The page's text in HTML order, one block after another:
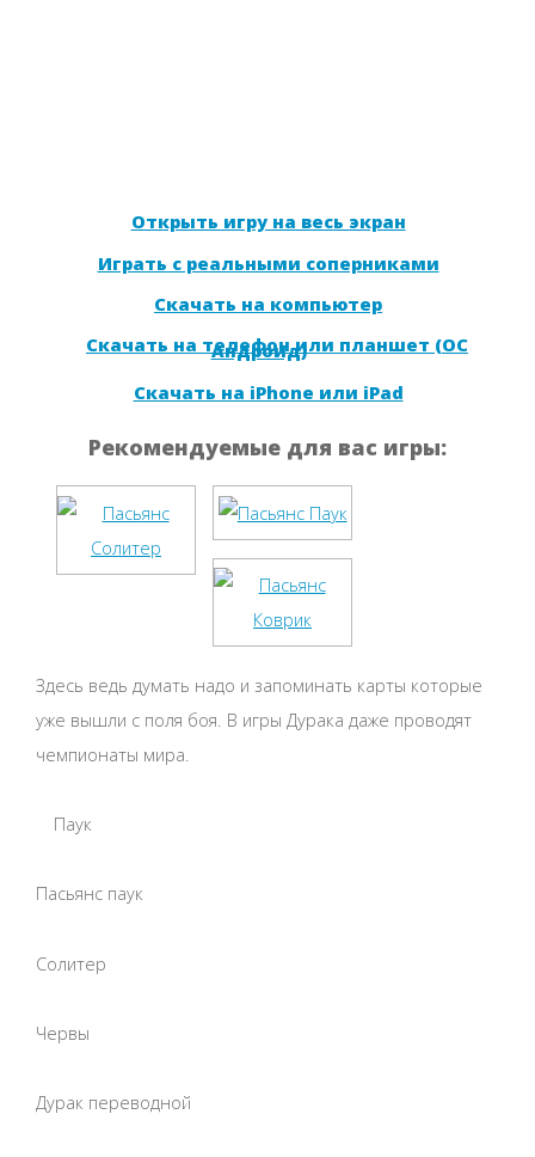
Открыть игру на весь экран
Играть с реальными соперниками
Скачать на компьютер
Скачать на телефон или планшет (ОС
Андроид)
Скачать на iPhone или iPad
Рекомендуемые для вас игры:
Здесь ведь думать надо и запоминать карты которые
уже вышли с поля боя. В игры Дурака даже проводят
чемпионаты мира.
Паук
Пасьянс паук
Солитер
Червы
Дурак переводной